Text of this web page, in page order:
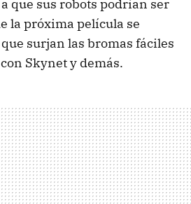
que sus robots podrían ser
la próxima película se
surjan las bromas fáciles
Skynet y demás.